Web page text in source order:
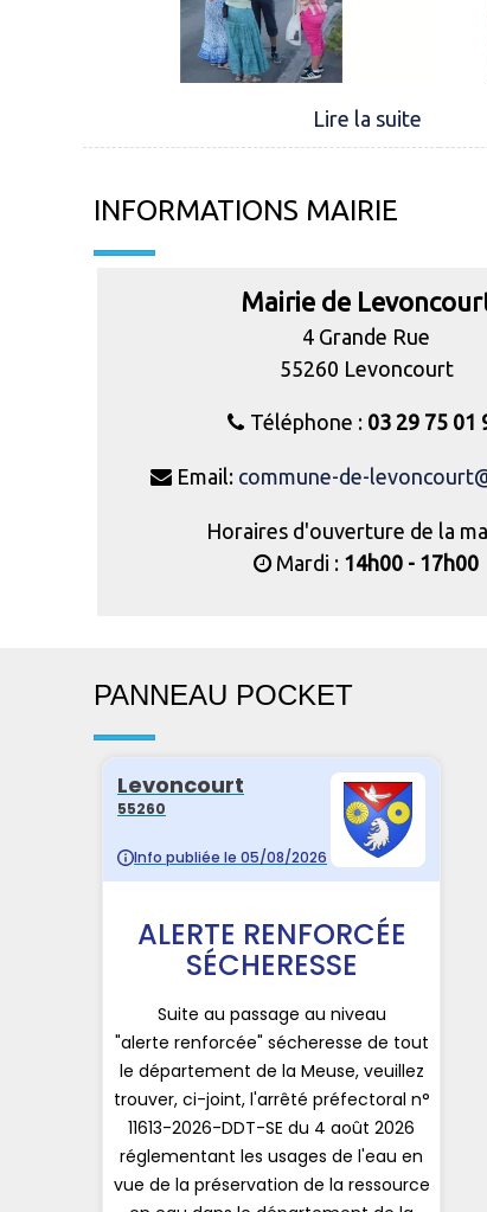
INFORMATIONS MAIRIE
Mairie de
4 Grande Rue
55260 Levoncourt
Téléphone : 03 29 75 01
Email: commune-de-
Horaires d'ouverture de la
Mardi : 14h00 - 17h00
PANNEAU POCKET